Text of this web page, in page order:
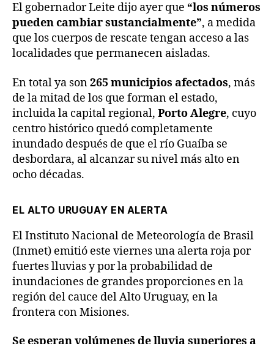
El gobernador Leite dijo ayer que “los números
pueden cambiar sustancialmente”, a medida
que los cuerpos de rescate tengan acceso a las
localidades que permanecen aisladas.
En total ya son265 municipios afectados, más
de la mitad de los que forman el estado,
incluida la capital regional, Porto Alegre, cuyo
centro histórico quedó completamente
inundado después de que el río Guaíba se
desbordara, al alcanzar su nivel más alto en
ocho décadas.
EL ALTO URUGUAY EN ALERTA
El Instituto Nacional de Meteorología de Brasil
(Inmet) emitió este viernes una alerta roja por
fuertes lluvias y por la probabilidad de
inundaciones de grandes proporciones en la
región del cauce del Alto Uruguay, en la
frontera con Misiones.